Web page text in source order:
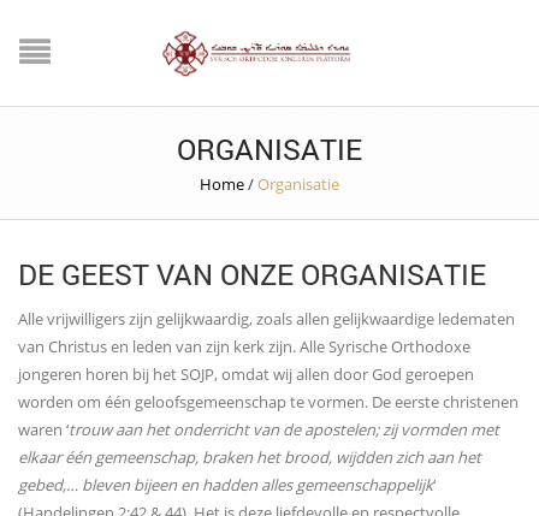
ORGANISATIE
Home/Organisatie
DE GEEST VAN ONZE ORGANISATIE
Alle vrijwilligers zijn gelijkwaardig, zoals allen gelijkwaardige ledematen
van Christus en leden van zijn kerk zijn. Alle Syrische Orthodoxe
jongeren horen bij het SOJP, omdat wij allen door God geroepen
worden om één geloofsgemeenschap te vormen. De eerste christenen
waren ‘trouw aan het onderricht van de apostelen; zij vormden met
elkaar één gemeenschap, braken het brood, wijdden zich aan het
gebed,… bleven bijeen en hadden alles gemeenschappelijk‘